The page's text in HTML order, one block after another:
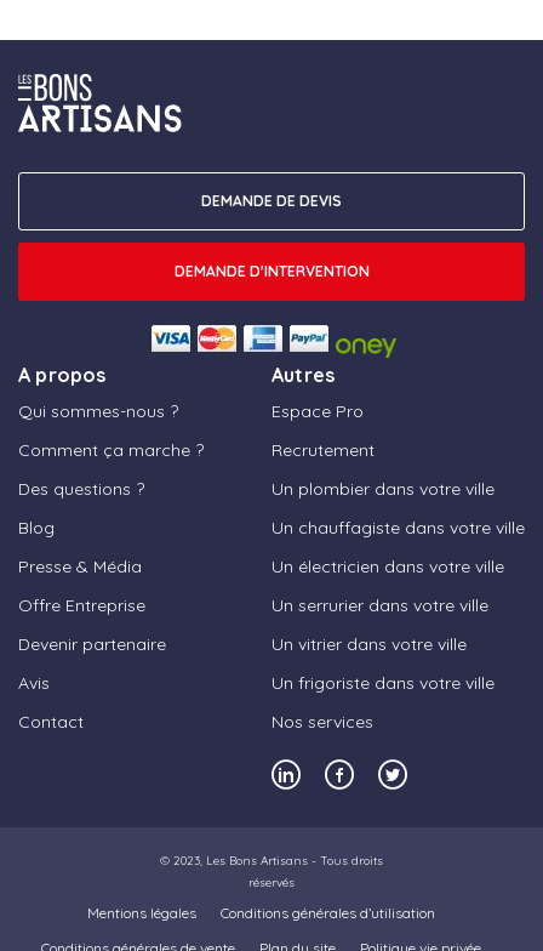
A propos
Qui sommes-nous ?
Comment ça marche ?
Des questions ?
Blog
Presse & Média
Offre Entreprise
Devenir partenaire
Avis
Contact
Autres
Espace Pro
Recrutement
Un plombier dans votre ville
Un chauffagiste dans votre ville
Un électricien dans votre ville
Un serrurier dans votre ville
Un vitrier dans votre ville
Un frigoriste dans votre ville
Nos services
DEMANDE DE DEVIS
DEMANDE D'INTERVENTION
© 2023, Les Bons Artisans - Tous droits
réservés
Mentions légales
Conditions générales d’utilisation